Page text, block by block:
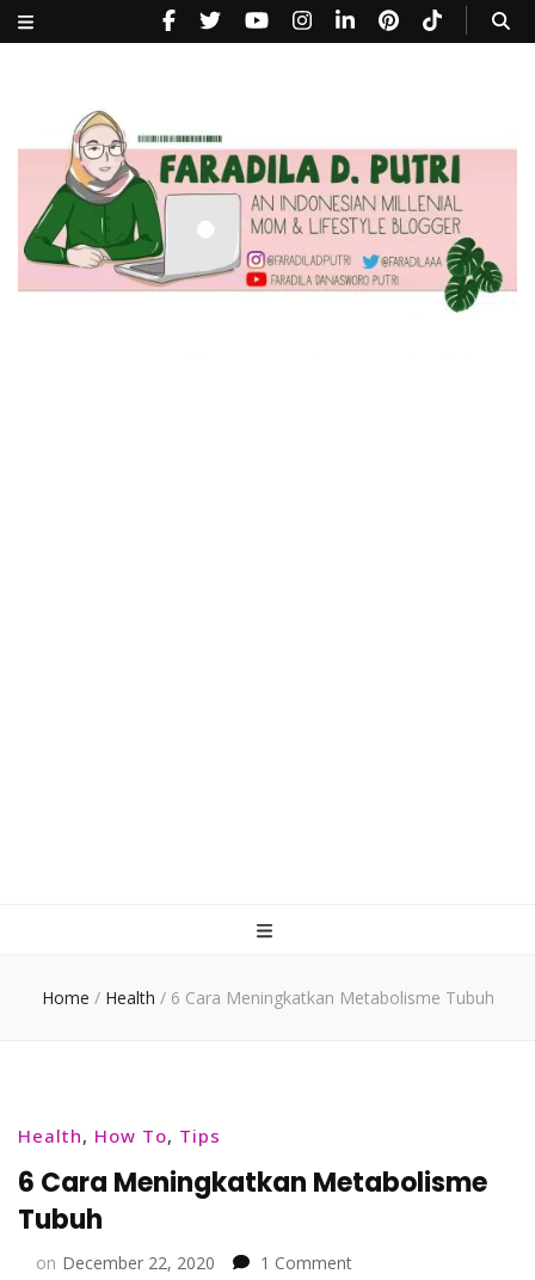
Home / Health / 6 Cara Meningkatkan Metabolisme Tubuh
Health, How To, Tips
6 Cara Meningkatkan Metabolisme
Tubuh
on December 22, 2020 1 Commenton